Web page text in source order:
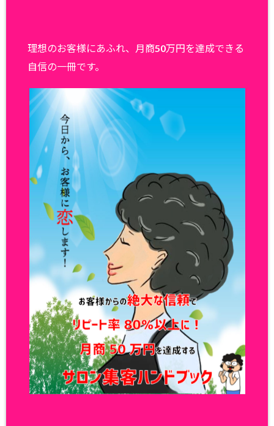
理想のお客様にあふれ、月商50万円を達成できる
自信の一冊です。